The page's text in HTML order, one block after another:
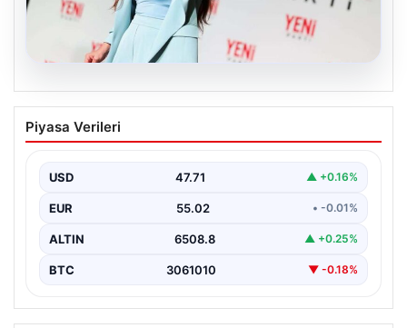
Yeni Parti Manisa İl Başkanı İlksen
Özalper Rüşvet Soruşturması
Manisa'da yürütülen önemli bir rüşvet soruşturmasında
Piyasa Verileri
USD 47.71 ▲ +0.16%
EUR 55.02 • -0.01%
ALTIN 6508.8 ▲ +0.25%
BTC 3061010 ▼ -0.18%